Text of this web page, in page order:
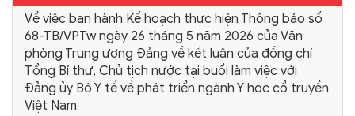
Về việc ban hành Kế hoạch thực hiện Thông báo số
68-TB/VPTw ngày 26 tháng 5 năm 2026 của Văn
phòng Trung ương Đảng về kết luận của đồng chí
Tổng Bí thư, Chủ tịch nước tại buổi làm việc với
Đảng ủy Bộ Y tế về phát triển ngành Y học cổ truyền
Việt Nam